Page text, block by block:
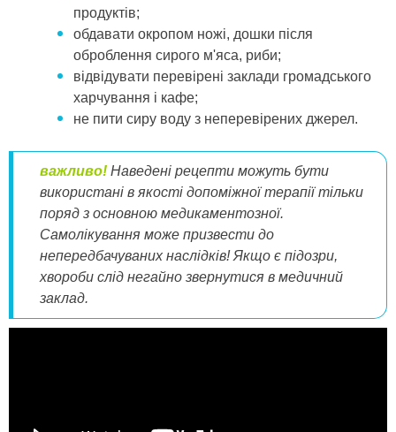
продуктів;
обдавати окропом ножі, дошки після
оброблення сирого м'яса, риби;
відвідувати перевірені заклади громадського
харчування і кафе;
не пити сиру воду з неперевірених джерел.
важливо! Наведені рецепти можуть бути
використані в якості допоміжної терапії тільки
поряд з основною медикаментозної.
Самолікування може призвести до
непередбачуваних наслідків! Якщо є підозри,
хвороби слід негайно звернутися в медичний
заклад.